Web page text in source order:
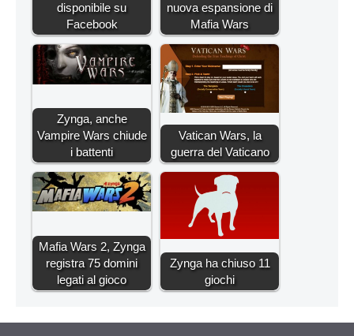
disponibile su
Facebook
nuova espansione di
Mafia Wars
Zynga, anche
Vampire Wars chiude
i battenti
Vatican Wars, la
guerra del Vaticano
Mafia Wars 2, Zynga
registra 75 domini
legati al gioco
Zynga ha chiuso 11
giochi